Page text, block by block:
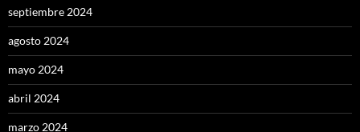
septiembre 2024
agosto 2024
mayo 2024
abril 2024
marzo 2024